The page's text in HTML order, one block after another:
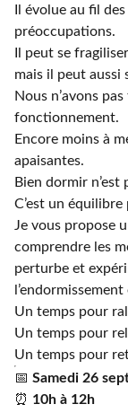
Il évolue au fil
préoccupations.
Il peut se
mais il peut aussi
Nous n’avons
fonctionnement.
Encore moins à
apaisantes.
Bien dormir n’est
C’est un
Je vous propose
comprendre les
perturbe et
Un temps pour
Un temps pour
Un temps pour
📅 Samedi 26
⏰ 10h à 12h